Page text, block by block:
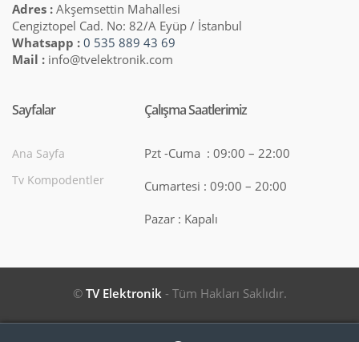
Adres : Akşemsettin Mahallesi
Cengiztopel Cad. No: 82/A Eyüp / İstanbul
Whatsapp : 0 535 889 43 69
Mail : info@tvelektronik.com
Sayfalar
Ana Sayfa
Tv Kompodentler
Çalışma Saatlerimiz
Pzt -Cuma : 09:00 – 22:00
Cumartesi : 09:00 – 20:00
Pazar : Kapalı
© TV Elektronik- Tüm Hakları Saklıdır.